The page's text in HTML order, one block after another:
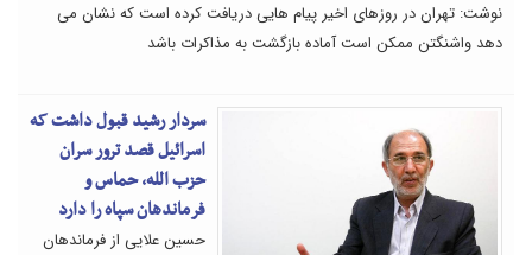
نوشت: تهران در روزهای اخیر پیام هایی دریافت کرده است که نشان می
دهد واشنگتن ممکن است آماده بازگشت به مذاکرات باشد
سردار رشید قبول داشت که
اسرائیل قصد ترور سران
حزب الله، حماس و
فرماندهان سپاه را دارد
حسین علایی از فرماندهان